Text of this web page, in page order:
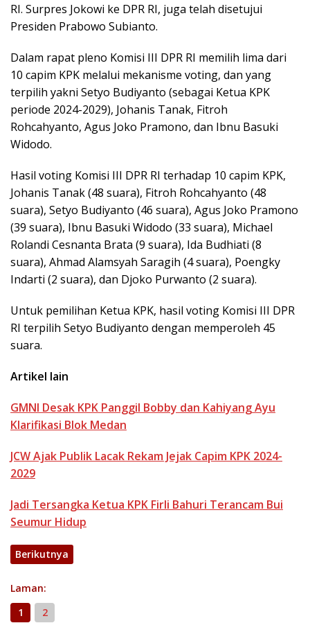
RI. Surpres Jokowi ke DPR RI, juga telah disetujui
Presiden Prabowo Subianto.
Dalam rapat pleno Komisi III DPR RI memilih lima dari
10 capim KPK melalui mekanisme voting, dan yang
terpilih yakni Setyo Budiyanto (sebagai Ketua KPK
periode 2024-2029), Johanis Tanak, Fitroh
Rohcahyanto, Agus Joko Pramono, dan Ibnu Basuki
Widodo.
Hasil voting Komisi III DPR RI terhadap 10 capim KPK,
Johanis Tanak (48 suara), Fitroh Rohcahyanto (48
suara), Setyo Budiyanto (46 suara), Agus Joko Pramono
(39 suara), Ibnu Basuki Widodo (33 suara), Michael
Rolandi Cesnanta Brata (9 suara), Ida Budhiati (8
suara), Ahmad Alamsyah Saragih (4 suara), Poengky
Indarti (2 suara), dan Djoko Purwanto (2 suara).
Untuk pemilihan Ketua KPK, hasil voting Komisi III DPR
RI terpilih Setyo Budiyanto dengan memperoleh 45
suara.
Artikel lain
GMNI Desak KPK Panggil Bobby dan Kahiyang Ayu
Klarifikasi Blok Medan
JCW Ajak Publik Lacak Rekam Jejak Capim KPK 2024-
2029
Jadi Tersangka Ketua KPK Firli Bahuri Terancam Bui
Seumur Hidup
Berikutnya
Laman:
1
2